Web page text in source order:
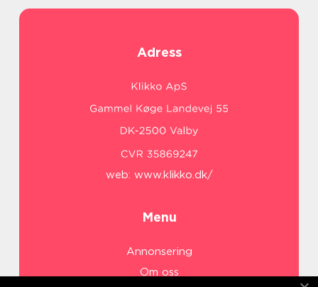
Adress
web: www.klikko.dk/
Menu
Annonsering
Om oss